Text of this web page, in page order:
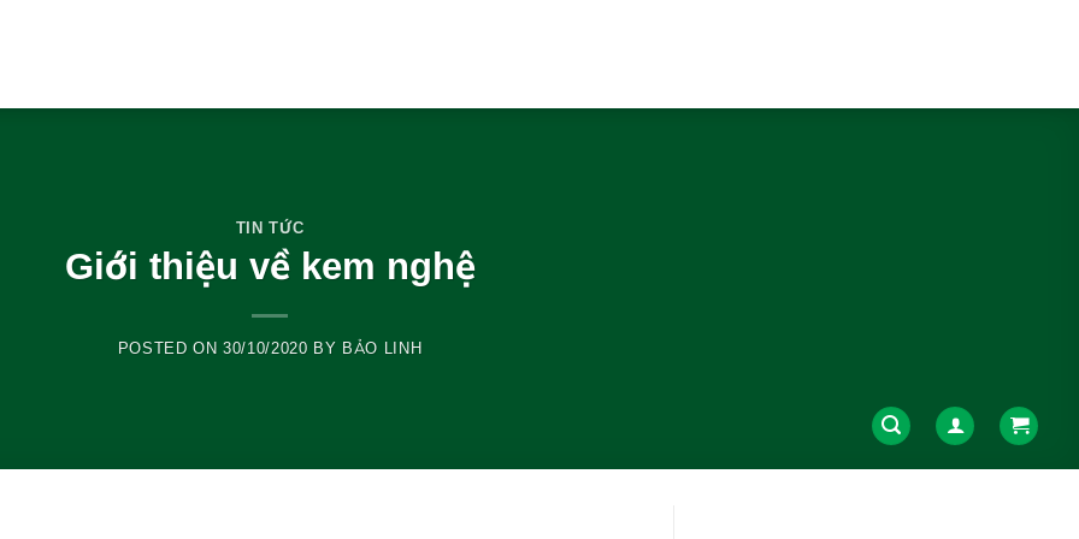
TIN TỨC
Giới thiệu về kem nghệ
POSTED ON30/10/2020 BY BẢO LINH